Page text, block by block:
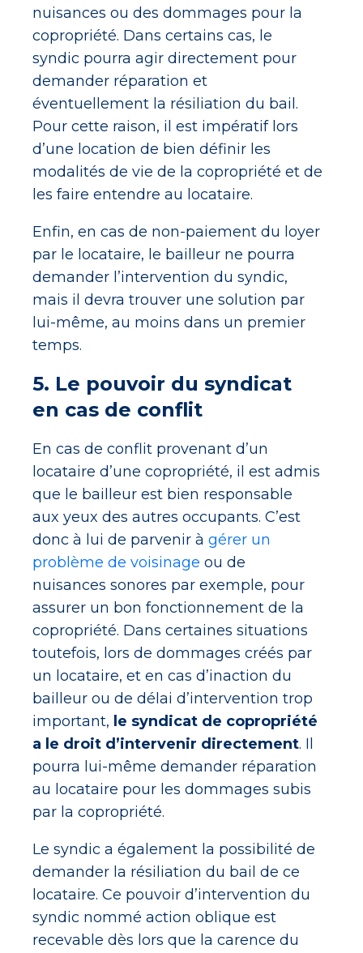
nuisances ou des dommages pour la
copropriété. Dans certains cas, le
syndic pourra agir directement pour
demander réparation et
éventuellement la résiliation du bail.
Pour cette raison, il est impératif lors
d’une location de bien définir les
modalités de vie de la copropriété et de
les faire entendre au locataire.
Enfin, en cas de non-paiement du loyer
par le locataire, le bailleur ne pourra
demander l’intervention du syndic,
mais il devra trouver une solution par
lui-même, au moins dans un premier
temps.
5. Le pouvoir du syndicat
en cas de conflit
En cas de conflit provenant d’un
locataire d’une copropriété, il est admis
que le bailleur est bien responsable
aux yeux des autres occupants. C’est
donc à lui de parvenir à gérer un
problème de voisinage ou de
nuisances sonores par exemple, pour
assurer un bon fonctionnement de la
copropriété. Dans certaines situations
toutefois, lors de dommages créés par
un locataire, et en cas d’inaction du
bailleur ou de délai d’intervention trop
important, le syndicat de copropriété
a le droit d’intervenir directement. Il
pourra lui-même demander réparation
au locataire pour les dommages subis
par la copropriété.
Le syndic a également la possibilité de
demander la résiliation du bail de ce
locataire. Ce pouvoir d’intervention du
syndic nommé action oblique est
recevable dès lors que la carence du